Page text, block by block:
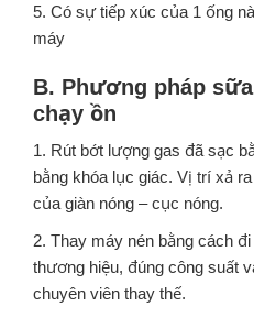
5. Có sự tiếp xúc của 1 ống
máy
B. Phương pháp
chạy ồn
1. Rút bớt lượng gas đã sạc
bằng khóa lục giác. Vị trí xả
của giàn nóng – cục nóng.
2. Thay máy nén bằng cách
thương hiệu, đúng công suất
chuyên viên thay thế.